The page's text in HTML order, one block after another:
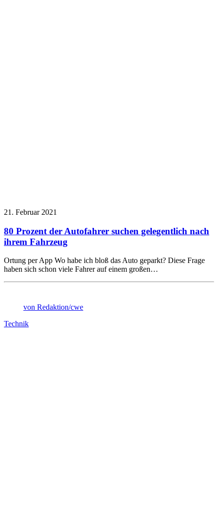
21. Februar 2021
80 Prozent der Autofahrer suchen gelegentlich nach
ihrem Fahrzeug
Ortung per App Wo habe ich bloß das Auto geparkt? Diese Frage
haben sich schon viele Fahrer auf einem großen…
von Redaktion/cwe
Technik